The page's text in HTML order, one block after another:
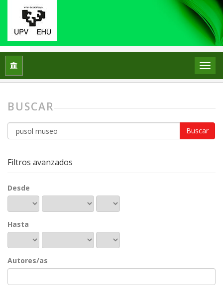
Inicio
BUSCAR
Buscar
artículos
Filtros avanzados
Desde
Hasta
Autores/as